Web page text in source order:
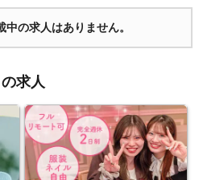
の求人はありません。
求人